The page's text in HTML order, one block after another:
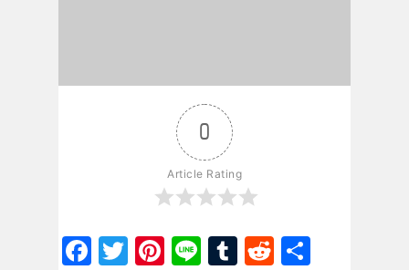
0
Article Rating
Facebook
Twitter
Pinterest
LineTumblr
Reddit